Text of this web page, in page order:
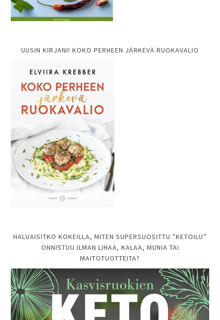
UUSIN KIRJANI! KOKO PERHEEN JÄRKEVÄ RUOKAVALIO
HALUAISITKO KOKEILLA, MITEN SUPERSUOSITTU ”KETOILU”
ONNISTUU ILMAN LIHAA, KALAA, MUNIA TAI
MAITOTUOTTEITA?